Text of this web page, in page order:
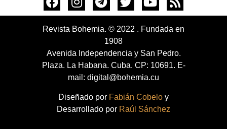
Revista Bohemia. © 2022 . Fundada en
1908
Avenida Independencia y San Pedro.
Plaza. La Habana. Cuba. CP: 10691. E-
mail: digital@bohemia.cu
Diseñado por Fabián Cobelo y
Desarrollado por Raúl Sánchez